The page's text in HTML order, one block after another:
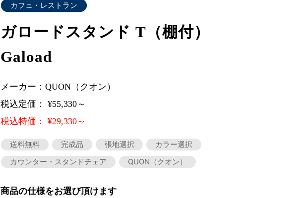
カフェ・レストラン
ガロードスタンド T（棚付）
Gaload
メーカー：QUON（クオン）
税込定価： ¥55,330～
税込特価： ¥29,330～
送料無料 完成品 張地選択
カラー選択
カウンター・スタンドチェア
QUON（クオン）
商品の仕様をお選び頂けます